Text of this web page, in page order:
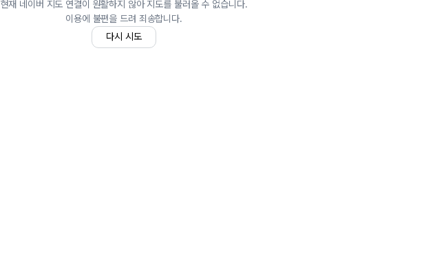
현재 네이버 지도 연결이 원활하지 않아 지도를 불러올 수 없습니다.
이용에 불편을 드려 죄송합니다.
다시 시도